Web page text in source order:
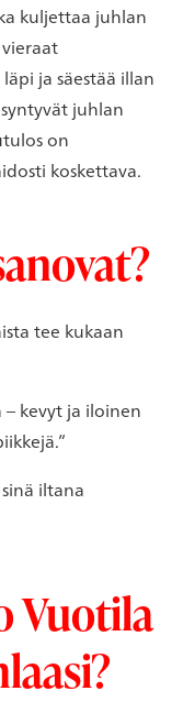
kuljettaa juhlan
ja säestää illan
juhlan
on
koskettava.
tee kukaan
kevyt ja iloinen
iltana
Vuotila